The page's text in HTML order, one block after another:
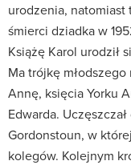
urodzenia, natomiast
śmierci dziadka w
Książę Karol urodził
Ma trójkę
Annę, księcia Yorku
Edwarda.
Gordonstoun, w
kolegów. Kolejnym